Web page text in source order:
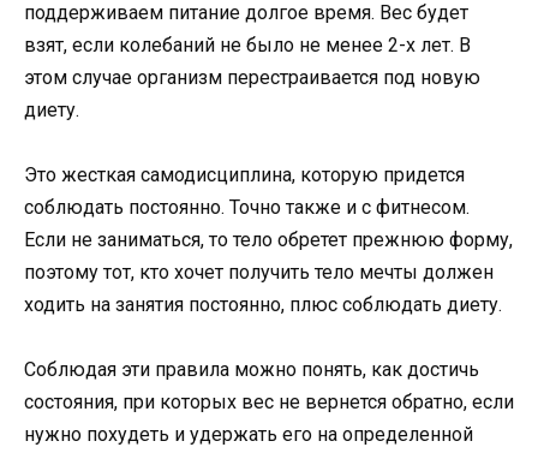
поддерживаем питание долгое время. Вес будет
взят, если колебаний не было не менее 2-х лет. В
этом случае организм перестраивается под новую
диету.
Это жесткая самодисциплина, которую придется
соблюдать постоянно. Точно также и с фитнесом.
Если не заниматься, то тело обретет прежнюю форму,
поэтому тот, кто хочет получить тело мечты должен
ходить на занятия постоянно, плюс соблюдать диету.
Соблюдая эти правила можно понять, как достичь
состояния, при которых вес не вернется обратно, если
нужно похудеть и удержать его на определенной